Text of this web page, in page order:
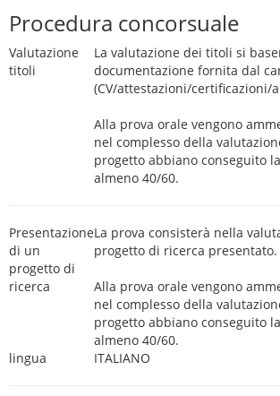
Procedura concorsuale
Valutazione
titoli
La valutazione dei titoli si
documentazione fornita dal
(CV/attestazioni/certificazioni/
Alla prova orale vengono
nel complesso della
progetto abbiano conseguito
almeno 40/60.
Presentazione
di un
progetto di
ricerca
La prova consisterà nella
progetto di ricerca presentato.
Alla prova orale vengono
nel complesso della
progetto abbiano conseguito
almeno 40/60.
lingua
ITALIANO